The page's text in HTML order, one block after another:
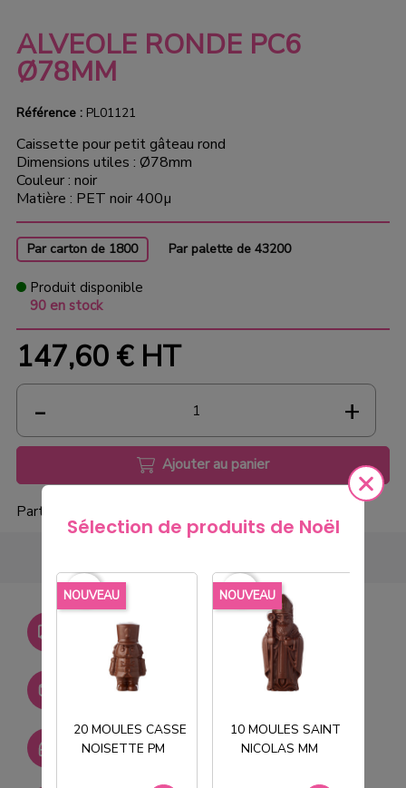
Sélection de produits de Noël
NOUVEAU
20 MOULES CASSE
NOISETTE PM
favorite_border NOUVEAU
10 MOULES SAINT
NICOLAS MM
favorite_border
ALVEOLE RONDE PC6
Ø78MM
Référence :PL01121
Caissette pour petit gâteau rond
Dimensions utiles : Ø78mm
Couleur : noir
Matière : PET noir 400µ
Par carton de 1800 Par palette de 43200
Produit disponible
90 en stock
147,60 € HT
Ajouter au panier
Partager
Livraison gratuite dès
750€ HT
Stock permanent :
SAV réactif